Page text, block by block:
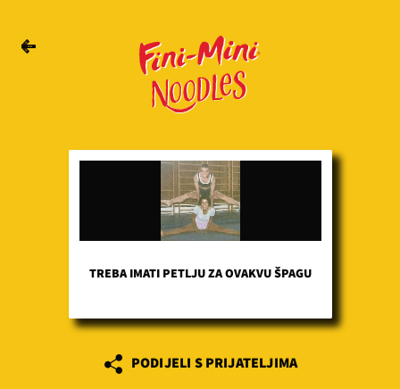
TREBA IMATI PETLJU ZA OVAKVU ŠPAGU
PODIJELI S PRIJATELJIMA